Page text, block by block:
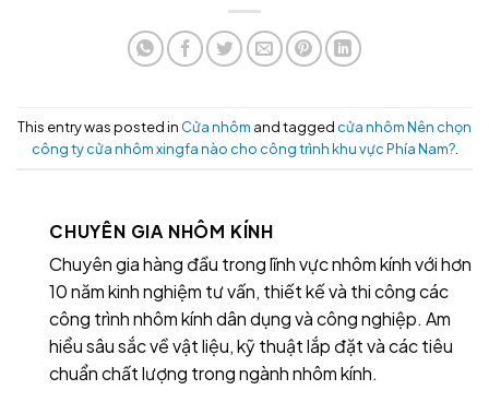
This entry was posted in Cửa nhôm and tagged cửa nhôm Nên chọn
công ty cửa nhôm xingfa nào cho công trình khu vực Phía Nam?.
CHUYÊN GIA NHÔM KÍNH
Chuyên gia hàng đầu trong lĩnh vực nhôm kính với hơn
10 năm kinh nghiệm tư vấn, thiết kế và thi công các
công trình nhôm kính dân dụng và công nghiệp. Am
hiểu sâu sắc về vật liệu, kỹ thuật lắp đặt và các tiêu
chuẩn chất lượng trong ngành nhôm kính.